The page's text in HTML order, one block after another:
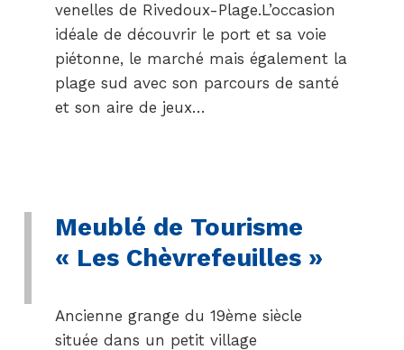
venelles de Rivedoux-Plage.L’occasion
idéale de découvrir le port et sa voie
piétonne, le marché mais également la
plage sud avec son parcours de santé
et son aire de jeux…
Meublé de Tourisme
« Les Chèvrefeuilles »
Ancienne grange du 19ème siècle
située dans un petit village